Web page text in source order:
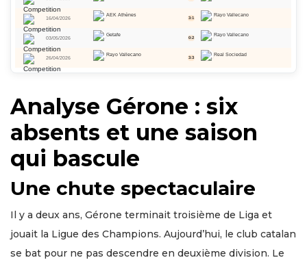
16/04/2026
AEK Athènes 3:1 Rayo Vallecano
03/05/2026
Getafe 0:2 Rayo Vallecano
26/04/2026
Rayo Vallecano 3:3 Real Sociedad
Analyse Gérone : six
absents et une saison
qui bascule
Une chute spectaculaire
Il y a deux ans, Gérone terminait troisième de Liga et
jouait la Ligue des Champions. Aujourd’hui, le club catalan
se bat pour ne pas descendre en deuxième division. Le